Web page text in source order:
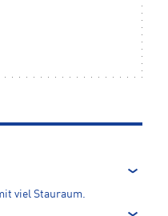
viel Stauraum.